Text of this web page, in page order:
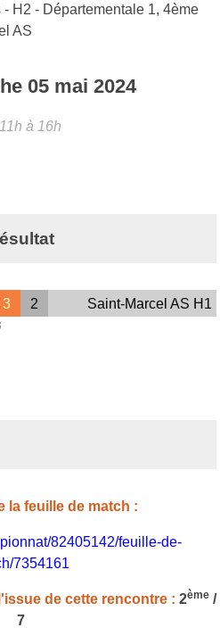
H2 - Départementale 1, 4ème
AS
05 mai 2024
à 16h
3 2 Saint-Marcel AS H1
la feuille de match :
82405142/feuille-de-
7354161
de cette rencontre : 2ème /
7